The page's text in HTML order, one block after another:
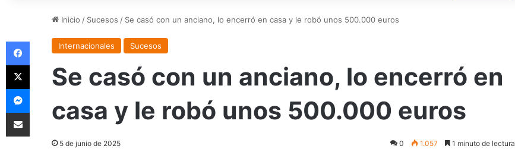
Inicio / Sucesos / Se casó con un anciano, lo encerró en casa y le robó unos 500.000 euros
Internacionales Sucesos
Se casó con un anciano, lo encerró en
casa y le robó unos 500.000 euros
5 de junio de 2025 0 1.057 1 minuto de lectura
Facebook
X
Messenger
Compartir por correo electrónico